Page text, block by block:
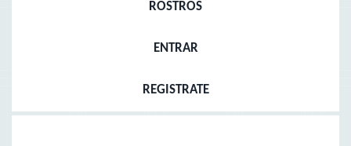
ROSTROS
ENTRAR
REGISTRATE